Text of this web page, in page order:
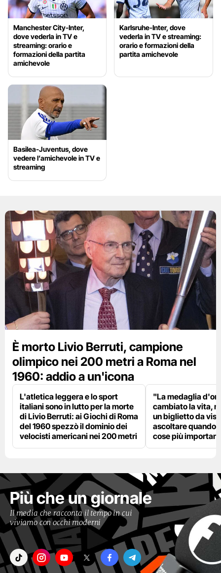
Manchester City-Inter,
dove vederla in TV e
streaming: orario e
formazioni della partita
amichevole
Karlsruhe-Inter, dove
vederla in TV e streaming:
orario e formazioni della
partita amichevole
Basilea-Juventus, dove
vedere l’amichevole in TV e
streaming
È morto Livio Berruti, campione
olimpico nei 200 metri a Roma nel
1960: addio a un'icona
L'atletica leggera e lo sport
italiani sono in lutto per la morte
di Livio Berruti: ai Giochi di Roma
del 1960 spezzò il dominio dei
velocisti americani nei 200 metri
"La medaglia
cambiato la vita,
un biglietto da
ascoltare quando
cose più
Più che un giornale
Il media che racconta il tempo in cui
viviamo con occhi moderni